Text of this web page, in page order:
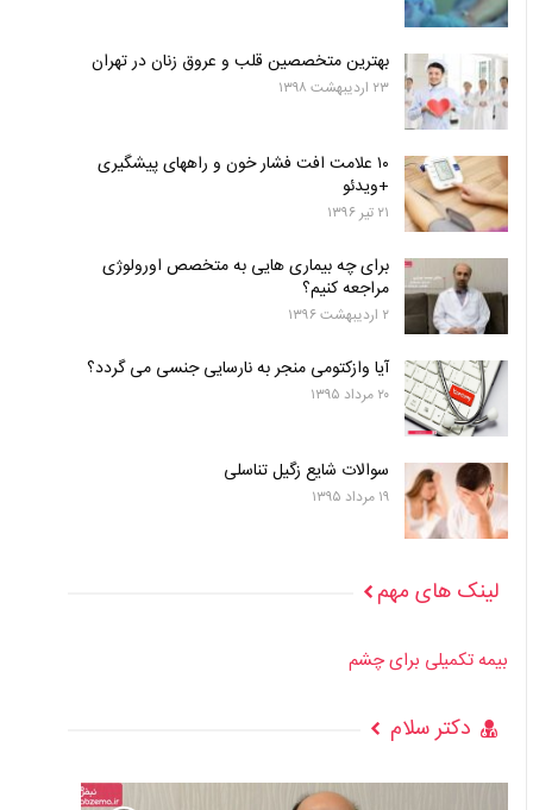
بهترین متخصصین قلب و عروق زنان در تهران
۲۳ اردیبهشت ۱۳۹۸
۱۰ علامت افت فشار خون و راههای پیشگیری
+ویدئو
۲۱ تیر ۱۳۹۶
برای چه بیماری هایی به متخصص اورولوژی
مراجعه کنیم؟
۲ اردیبهشت ۱۳۹۶
آیا وازکتومی منجر به نارسایی جنسی می گردد؟
۲۰ مرداد ۱۳۹۵
سوالات شایع زگیل تناسلی
۱۹ مرداد ۱۳۹۵
لینک های مهم
بیمه تکمیلی برای چشم
دکتر سلام